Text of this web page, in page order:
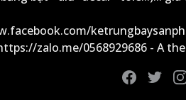
zalo.me/0568929686 - A